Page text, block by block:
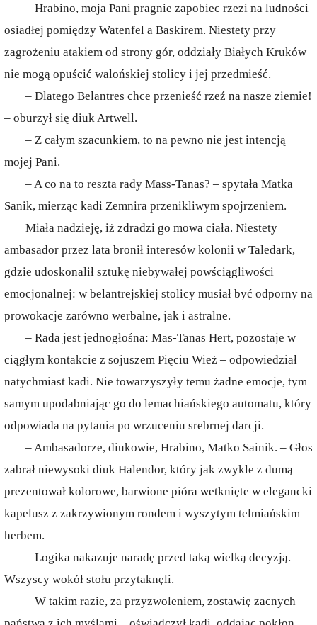
– Hrabino, moja Pani pragnie zapobiec rzezi na ludności
osiadłej pomiędzy Watenfel a Baskirem. Niestety przy
zagrożeniu atakiem od strony gór, oddziały Białych Kruków
nie mogą opuścić walońskiej stolicy i jej przedmieść.
– Dlatego Belantres chce przenieść rzeź na nasze ziemie!
– oburzył się diuk Artwell.
– Z całym szacunkiem, to na pewno nie jest intencją
mojej Pani.
– A co na to reszta rady Mass-Tanas? – spytała Matka
Sanik, mierząc kadi Zemnira przenikliwym spojrzeniem.
Miała nadzieję, iż zdradzi go mowa ciała. Niestety
ambasador przez lata bronił interesów kolonii w Taledark,
gdzie udoskonalił sztukę niebywałej powściągliwości
emocjonalnej: w belantrejskiej stolicy musiał być odporny na
prowokacje zarówno werbalne, jak i astralne.
– Rada jest jednogłośna: Mas-Tanas Hert, pozostaje w
ciągłym kontakcie z sojuszem Pięciu Wież – odpowiedział
natychmiast kadi. Nie towarzyszyły temu żadne emocje, tym
samym upodabniając go do lemachiańskiego automatu, który
odpowiada na pytania po wrzuceniu srebrnej darcji.
– Ambasadorze, diukowie, Hrabino, Matko Sainik. – Głos
zabrał niewysoki diuk Halendor, który jak zwykle z dumą
prezentował kolorowe, barwione pióra wetknięte w elegancki
kapelusz z zakrzywionym rondem i wyszytym telmiańskim
herbem.
– Logika nakazuje naradę przed taką wielką decyzją. –
Wszyscy wokół stołu przytaknęli.
– W takim razie, za przyzwoleniem, zostawię zacnych